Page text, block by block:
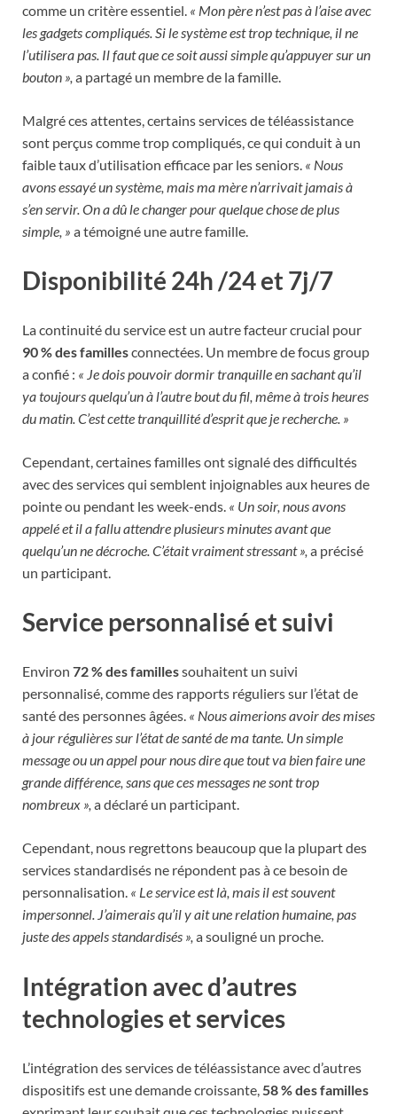
comme un critère essentiel. « Mon père n’est pas à l’aise avec
les gadgets compliqués. Si le système est trop technique, il ne
l’utilisera pas. Il faut que ce soit aussi simple qu’appuyer sur un
bouton », a partagé un membre de la famille.
Malgré ces attentes, certains services de téléassistance
sont perçus comme trop compliqués, ce qui conduit à un
faible taux d’utilisation efficace par les seniors. « Nous
avons essayé un système, mais ma mère n’arrivait jamais à
s’en servir. On a dû le changer pour quelque chose de plus
simple, » a témoigné une autre famille.
Disponibilité 24h /24 et 7j/7
La continuité du service est un autre facteur crucial pour
90 % des famillesconnectées. Un membre de focus group
a confié : « Je dois pouvoir dormir tranquille en sachant qu’il
ya toujours quelqu’un à l’autre bout du fil, même à trois heures
du matin. C’est cette tranquillité d’esprit que je recherche. »
Cependant, certaines familles ont signalé des difficultés
avec des services qui semblent injoignables aux heures de
pointe ou pendant les week-ends. « Un soir, nous avons
appelé et il a fallu attendre plusieurs minutes avant que
quelqu’un ne décroche. C’était vraiment stressant », a précisé
un participant.
Service personnalisé et suivi
Environ 72 % des famillessouhaitent un suivi
personnalisé, comme des rapports réguliers sur l’état de
santé des personnes âgées. « Nous aimerions avoir des mises
à jour régulières sur l’état de santé de ma tante. Un simple
message ou un appel pour nous dire que tout va bien faire une
grande différence, sans que ces messages ne sont trop
nombreux », a déclaré un participant.
Cependant, nous regrettons beaucoup que la plupart des
services standardisés ne répondent pas à ce besoin de
personnalisation. « Le service est là, mais il est souvent
impersonnel. J’aimerais qu’il y ait une relation humaine, pas
juste des appels standardisés », a souligné un proche.
Intégration avec d’autres
technologies et services
L’intégration des services de téléassistance avec d’autres
dispositifs est une demande croissante, 58 % des familles